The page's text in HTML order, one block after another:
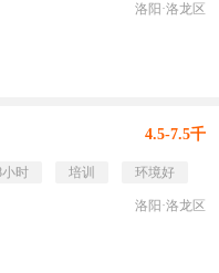
洛阳·洛龙区
4.5-7.5千
小时 培训 环境好
洛阳·洛龙区